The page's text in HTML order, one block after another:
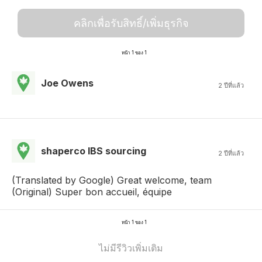
คลิกเพื่อรับสิทธิ์/เพิ่มธุรกิจ
หน้า 1 ของ 1
Joe Owens 2 ปีที่แล้ว
shaperco IBS sourcing 2 ปีที่แล้ว
(Translated by Google) Great welcome, team
(Original) Super bon accueil, équipe
หน้า 1 ของ 1
ไม่มีรีวิวเพิ่มเติม